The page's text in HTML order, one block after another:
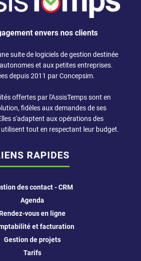
envers nos clients
suite de logiciels de gestion destinée
et aux petites entreprises.
depuis 2011 par Concepsim.
offertes par l'AssisTemps sont en
fidèles aux demandes de ses
s'adaptent aux opérations des
tout en respectant leur budget.
RAPIDES
des contact - CRM
Agenda
vous en ligne
et facturation
Gestion de projets
Tarifs